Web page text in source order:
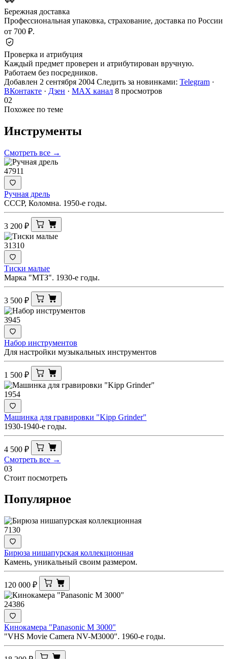
Бережная доставка
Профессиональная упаковка, страхование, доставка по России
от 700 ₽.
Проверка и атрибуция
Каждый предмет проверен и атрибутирован вручную.
Работаем без посредников.
Добавлен 2 сентября 2004 Следить за новинками: Telegram ·
ВКонтакте · Дзен · MAX канал 8 просмотров
02
Похожее по теме
Инструменты
Смотреть все →
47911
Ручная дрель
СССР, Коломна. 1950-е годы.
3 200 ₽
31310
Тиски малые
Марка "МТЗ". 1930-е годы.
3 500 ₽
3945
Набор инструментов
Для настройки музыкальных инструментов
1 500 ₽
1954
Машинка для гравировки "Kipp Grinder"
1930-1940-е годы.
4 500 ₽
Смотреть все →
03
Стоит посмотреть
Популярное
7130
Бирюза нишапурская коллекционная
Камень, уникальный своим размером.
120 000 ₽
24386
Кинокамера "Panasonic M 3000"
"VHS Movie Camera NV-M3000". 1960-е годы.